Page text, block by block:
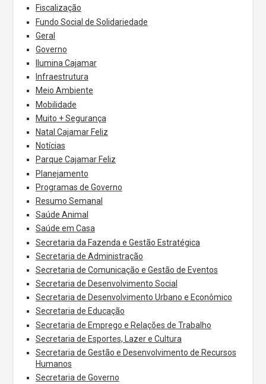
Fiscalização
Fundo Social de Solidariedade
Geral
Governo
Ilumina Cajamar
Infraestrutura
Meio Ambiente
Mobilidade
Muito + Segurança
Natal Cajamar Feliz
Notícias
Parque Cajamar Feliz
Planejamento
Programas de Governo
Resumo Semanal
Saúde Animal
Saúde em Casa
Secretaria da Fazenda e Gestão Estratégica
Secretaria de Administração
Secretaria de Comunicação e Gestão de Eventos
Secretaria de Desenvolvimento Social
Secretaria de Desenvolvimento Urbano e Econômico
Secretaria de Educação
Secretaria de Emprego e Relações de Trabalho
Secretaria de Esportes, Lazer e Cultura
Secretaria de Gestão e Desenvolvimento de Recursos
Humanos
Secretaria de Governo